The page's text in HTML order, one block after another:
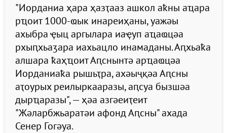
"Иорданиа ҳара ҳазҭааз ашкол аҟны аҵара
рҵоит 1000-ҩык инареиҳаны, уажәы
ахыбра ҿыц аргылара иаҿуп аҵаҩцәа
рхыԥхьаӡара иахьацло инамаданы. Аԥхьаҟа
алшара ҟаҳҵоит Аԥснынтә арҵаҩцәа
Иорданиаҟа рышьҭра, ахәыҷқәа Аԥсны
аҭоурых реилыркааразы, аԥсуа бызшәа
дырҵаразы", — ҳәа азгәеиҭеит
"Жәларбжьаратәи афонд Аԥсны" ахада
Сенер Гогәуа.